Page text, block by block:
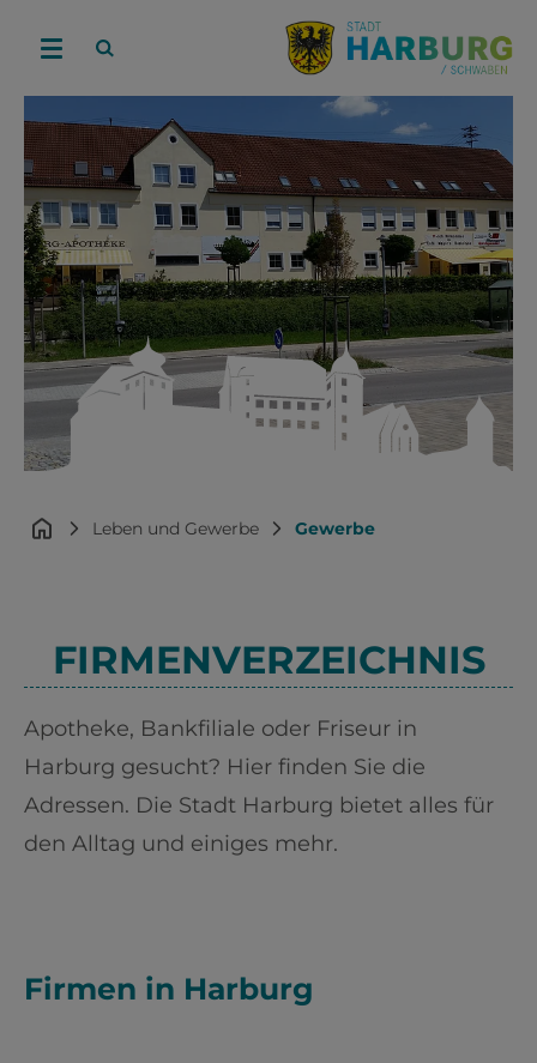
Gewerbe
Leben und Gewerbe
FIRMENVERZEICHNIS
Apotheke, Bankfiliale oder Friseur in
Harburg gesucht? Hier finden Sie die
Adressen. Die Stadt Harburg bietet alles für
den Alltag und einiges mehr.
Firmen in Harburg